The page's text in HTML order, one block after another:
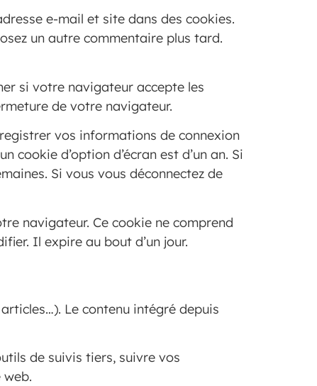
e-mail et site dans des cookies.
un autre commentaire plus tard.
si votre navigateur accepte les
de votre navigateur.
vos informations de connexion
cookie d’option d’écran est d’un an. Si
Si vous vous déconnectez de
navigateur. Ce cookie ne comprend
Il expire au bout d’un jour.
Le contenu intégré depuis
de suivis tiers, suivre vos